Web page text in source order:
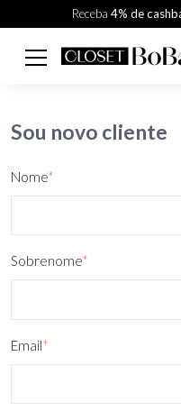
Receba 4% de
Sou novo cliente
Nome*
Sobrenome*
Email*